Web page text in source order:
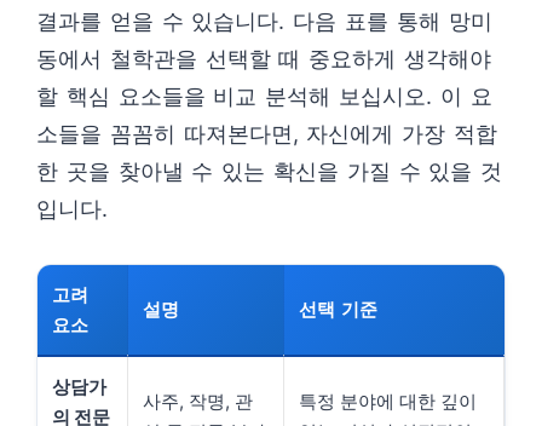
결과를 얻을 수 있습니다. 다음 표를 통해 망미
동에서 철학관을 선택할 때 중요하게 생각해야
할 핵심 요소들을 비교 분석해 보십시오. 이 요
소들을 꼼꼼히 따져본다면, 자신에게 가장 적합
한 곳을 찾아낼 수 있는 확신을 가질 수 있을 것
입니다.
고려
요소
설명 선택 기준
상담가
의 전문
사주, 작명, 관
특정 분야에 대한 깊이